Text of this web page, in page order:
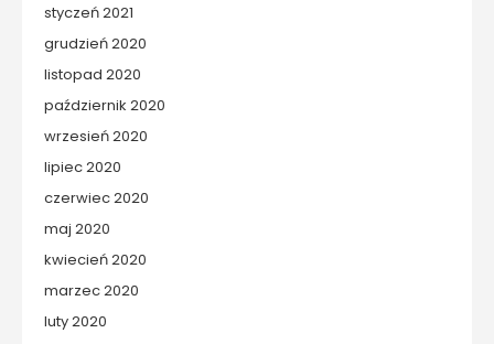
styczeń 2021
grudzień 2020
listopad 2020
październik 2020
wrzesień 2020
lipiec 2020
czerwiec 2020
maj 2020
kwiecień 2020
marzec 2020
luty 2020